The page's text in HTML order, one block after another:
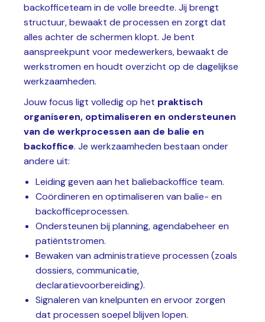
backofficeteam in de volle breedte. Jij brengt
structuur, bewaakt de processen en zorgt dat
alles achter de schermen klopt. Je bent
aanspreekpunt voor medewerkers, bewaakt de
werkstromen en houdt overzicht op de dagelijkse
werkzaamheden.
Jouw focus ligt volledig op het praktisch
organiseren, optimaliseren en ondersteunen
van de werkprocessen aan de balie en
backoffice. Je werkzaamheden bestaan onder
andere uit:
Leiding geven aan het baliebackoffice team.
Coördineren en optimaliseren van balie- en
backofficeprocessen.
Ondersteunen bij planning, agendabeheer en
patiëntstromen.
Bewaken van administratieve processen (zoals
dossiers, communicatie,
declaratievoorbereiding).
Signaleren van knelpunten en ervoor zorgen
dat processen soepel blijven lopen.